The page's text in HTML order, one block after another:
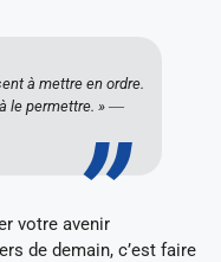
à mettre en ordre.
à le permettre. » ―
votre avenir
de demain, c’est faire